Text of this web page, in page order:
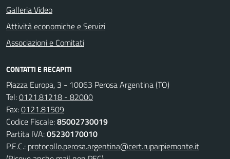
Galleria Video
Attività economiche e Servizi
Associazioni e Comitati
CONTATTI E RECAPITI
Piazza Europa, 3 - 10063 Perosa Argentina (TO)
Tel:0121.81218 - 82000
Fax:0121.81509
Codice Fiscale:85002730019
Partita IVA:05230170010
P.E.C.: protocollo.perosa.argentina@cert.ruparpiemonte.it